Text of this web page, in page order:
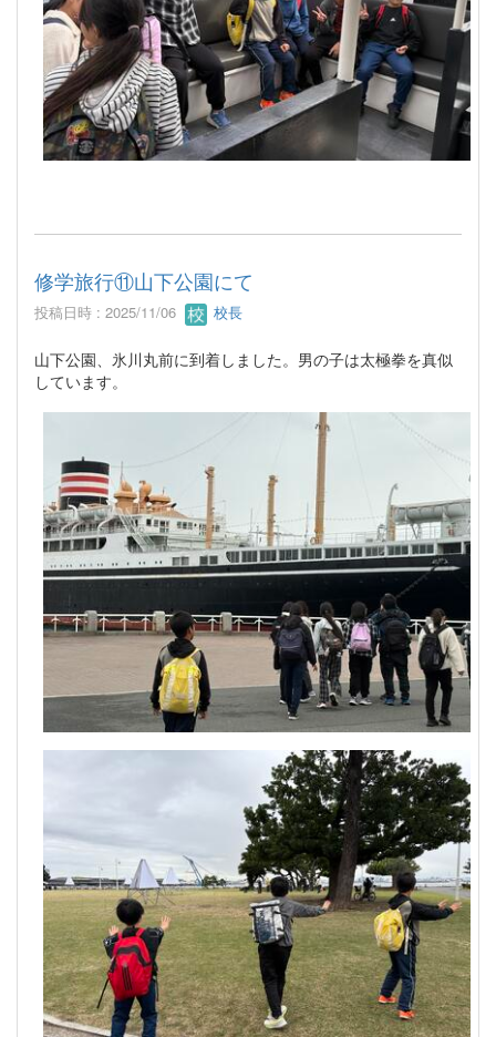
修学旅行⑪山下公園にて
投稿日時 : 2025/11/06 校長
山下公園、氷川丸前に到着しました。男の子は太極拳を真似
しています。